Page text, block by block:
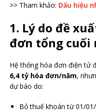
>> Tham khảo: Dấu hiệu
1. Lý do đề
đơn tổng cuối
Hệ thống hóa đơn điện tử
6,4 tỷ hóa đơn/năm,
dự báo do:
Bỏ thuế khoán từ 01/